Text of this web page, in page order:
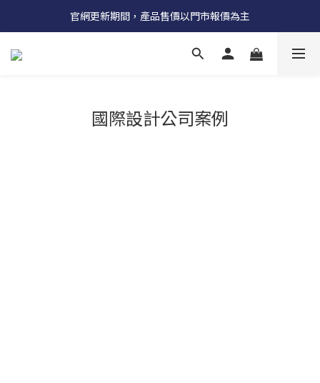
受國際原物料價格上漲，法國自 5/18 起全系列產品調漲 3%
官網更新期間，產品售價以門市報價為主
受國際原物料價格上漲，法國自 5/18 起全系列產品調漲 3%
國際設計公司案例